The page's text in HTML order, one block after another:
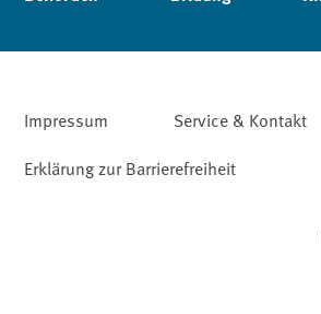
Impressum Service & Kontakt
Erklärung zur Barrierefreiheit